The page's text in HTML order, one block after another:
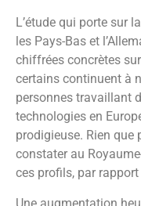
L’étude qui porte sur
les Pays-Bas et
chiffrées concrètes
certains continuent à
personnes travaillant
technologies en
prodigieuse. Rien que
constater au
ces profils, par rapport